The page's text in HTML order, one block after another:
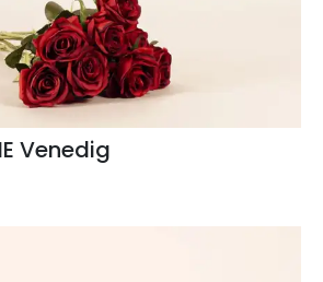
Venedig